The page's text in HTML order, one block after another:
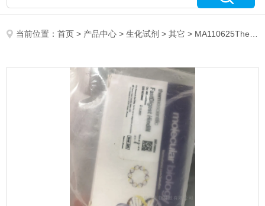
当前位置：首页 > 产品中心 >生化试剂 >其它 > MA110625Thermo alpha-1 Antitrypsin